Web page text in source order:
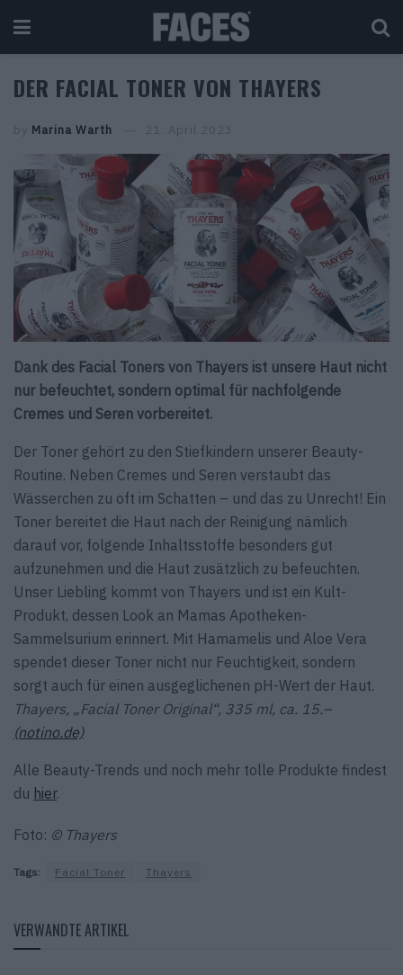
DER FACIAL TONER VON THAYERS
by Marina Warth 21. April 2023
Dank des Facial Toners von Thayers ist unsere Haut nicht
nur befeuchtet, sondern optimal für nachfolgende
Cremes und Seren vorbereitet.
Der Toner gehört zu den Stiefkindern unserer Beauty-
Routine. Neben Cremes und Seren ver­staubt das
Wässerchen zu oft im Schatten – und das zu Unrecht! Ein
Toner bereitet die Haut nach der Reinigung nämlich
darauf vor, folgende Inhaltsstoffe besonders gut
aufzunehmen und die Haut zusätzlich zu befeuchten.
Unser Liebling kommt von Thayers und ist ein Kult-
Produkt, dessen Look an Mamas Apotheken-
Sammelsurium erinnert. Mit Hamamelis und Aloe Vera
spendet dieser Toner nicht nur Feuchtigkeit, sondern
sorgt auch für einen ausgeglichenen pH-Wert der Haut.
Thayers, „Facial Toner Original“, 335 ml, ca. 15.–
(notino.de)
Alle Beauty-Trends und noch mehr tolle Produkte findest
du hier.
Foto: © Thayers
Tags: Facial Toner Thayers
VERWANDTE ARTIKEL